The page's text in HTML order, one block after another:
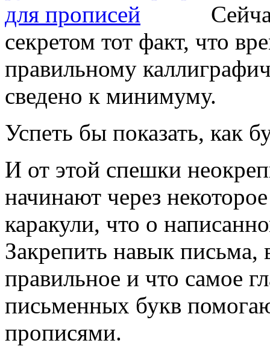
секретом тот факт, что
правильному
сведено к минимуму.
Успеть бы показать, как
И от этой спешки
начинают через
каракули, что о
Закрепить навык письма,
правильное и что самое
письменных букв
прописями.